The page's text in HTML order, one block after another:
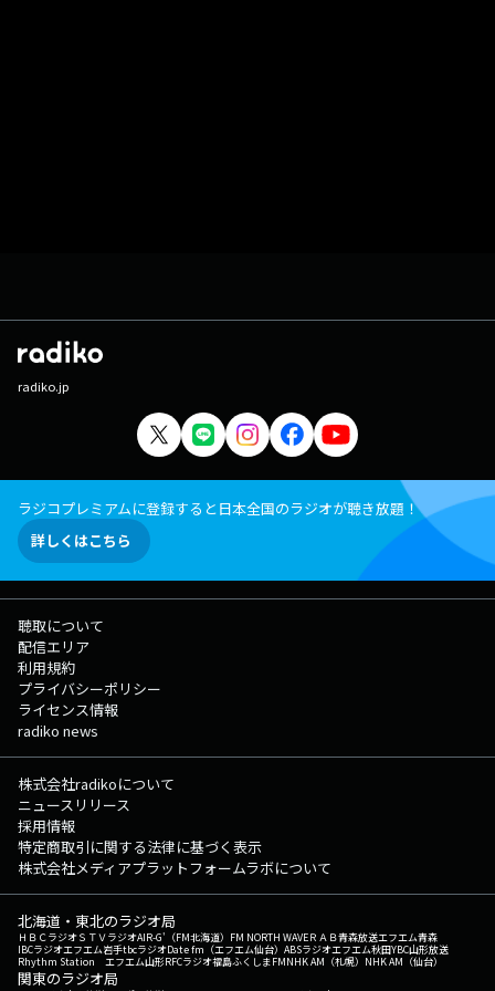
radiko.jp
ラジコプレミアムに登録すると日本全国のラジオが聴き放題！
詳しくはこちら
聴取について
配信エリア
利用規約
プライバシーポリシー
ライセンス情報
radiko news
株式会社radikoについて
ニュースリリース
採用情報
特定商取引に関する法律に基づく表示
株式会社メディアプラットフォームラボについて
北海道・東北のラジオ局
ＨＢＣラジオＳＴＶラジオAIR-G'（FM北海道） FM NORTH WAVEＲＡＢ青森放送エフエム青森
IBCラジオエフエム岩手tbcラジオDate fm（エフエム仙台） ABSラジオエフエム秋田YBC山形放送
Rhythm Station エフエム山形RFCラジオ福島ふくしまFMNHK AM（札幌） NHK AM（仙台）
関東のラジオ局